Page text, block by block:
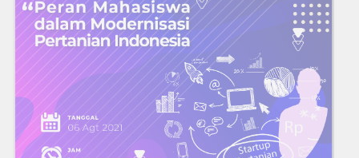
EVENT GOES TO CAMPUS
INFO